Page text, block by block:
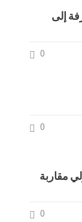
إلى
0
0
مقاربة
0